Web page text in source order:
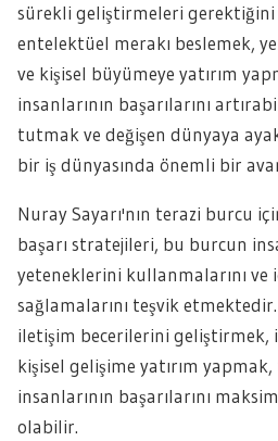
sürekli geliştirmeleri gerektiğini
entelektüel merakı beslemek,
ve kişisel büyümeye yatırım
insanlarının başarılarını
tutmak ve değişen dünyaya
bir iş dünyasında önemli bir
Nuray Sayarı'nın terazi burcu
başarı stratejileri, bu burcun
yeteneklerini kullanmalarını ve
sağlamalarını teşvik
iletişim becerilerini geliştirmek,
kişisel gelişime yatırım
insanlarının başarılarını
olabilir.